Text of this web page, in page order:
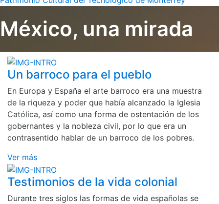
México, una mirada
Un barroco para el pueblo
En Europa y España el arte barroco era una muestra
de la riqueza y poder que había alcanzado la Iglesia
Católica, así como una forma de ostentación de los
gobernantes y la nobleza civil, por lo que era un
contrasentido hablar de un barroco de los pobres.
Ver más
Testimonios de la vida colonial
Durante tres siglos las formas de vida españolas se